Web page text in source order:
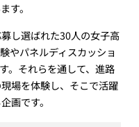
す。
し選ばれた30人の女子高
やパネルディスカッショ
。それらを通して、進路
場を体験し、そこで活躍
画です。